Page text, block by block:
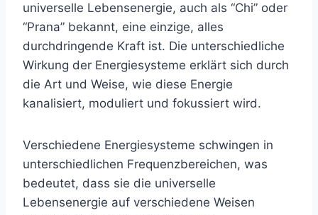
universelle Lebensenergie, auch als “Chi” oder
“Prana” bekannt, eine einzige, alles
durchdringende Kraft ist. Die unterschiedliche
Wirkung der Energiesysteme erklärt sich durch
die Art und Weise, wie diese Energie
kanalisiert, moduliert und fokussiert wird.
Verschiedene Energiesysteme schwingen in
unterschiedlichen Frequenzbereichen, was
bedeutet, dass sie die universelle
Lebensenergie auf verschiedene Weisen